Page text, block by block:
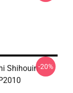
Shihouin-20%